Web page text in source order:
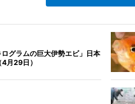
グラムの巨大伊勢エビ」日本
月29日）